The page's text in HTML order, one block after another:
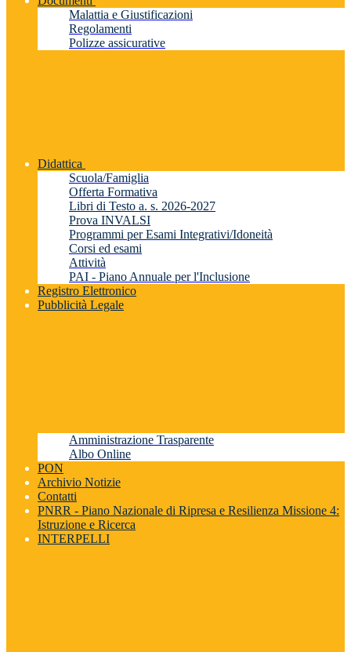
Malattia e Giustificazioni
Regolamenti
Polizze assicurative
Didattica
Scuola/Famiglia
Offerta Formativa
Libri di Testo a. s. 2026-2027
Prova INVALSI
Programmi per Esami Integrativi/Idoneità
Corsi ed esami
Attività
PAI - Piano Annuale per l'Inclusione
Registro Elettronico
Pubblicità Legale
Amministrazione Trasparente
Albo Online
PON
Archivio Notizie
Contatti
PNRR - Piano Nazionale di Ripresa e Resilienza Missione 4:
Istruzione e Ricerca
INTERPELLI